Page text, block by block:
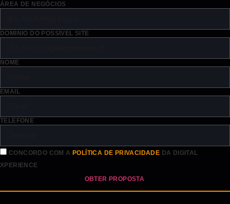
ÁREA DE NEGÓCIOS
DOMÍNIO DO POSSÍVEL SITE
NOME
EMAIL
TELEFONE
CONCORDO COM A POLÍTICA DE PRIVACIDADE DA DIGITAL
XPERIENCE
OBTER PROPOSTA